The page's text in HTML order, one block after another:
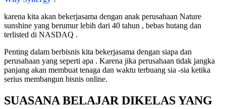
karena kita akan bekerjasama dengan anak perusahaan Nature
sunshine yang berumur lebih dari 40 tahun , bebas hutang dan
terlisted di NASDAQ .
Penting dalam berbisnis kita bekerjasama dengan siapa dan
perusahaan yang seperti apa . Karena jika perusahaan tidak jangka
panjang akan membuat tenaga dan waktu terbuang sia -sia ketika
serius membangun bisnis online.
SUASANA BELAJAR DIKELAS YANG